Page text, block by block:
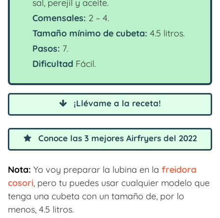
sal, perejil y aceite.
Comensales: 2 – 4.
Tamaño mínimo de cubeta: 4.5 litros.
Pasos: 7.
Dificultad Fácil.
¡Llévame a la receta!
Conoce las 3 mejores Airfryers del 2022
Nota: Yo voy preparar la lubina en la freidora
cosori, pero tu puedes usar cualquier modelo que
tenga una cubeta con un tamaño de, por lo
menos, 4.5 litros.